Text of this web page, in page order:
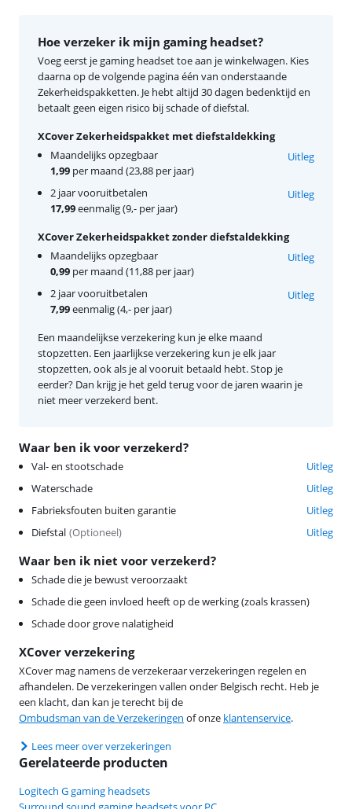
Waar ben ik voor verzekerd?
Val- en stootschade
Uitleg
Waterschade
Uitleg
Fabrieksfouten buiten garantie
Uitleg
Diefstal (Optioneel) Uitleg
Waar ben ik niet voor verzekerd?
Schade die je bewust veroorzaakt
Schade die geen invloed heeft op de werking (zoals krassen)
Schade door grove nalatigheid
XCover verzekering
XCover mag namens de verzekeraar verzekeringen regelen en
afhandelen. De verzekeringen vallen onder Belgisch recht. Heb je
een klacht, dan kan je terecht bij de
Ombudsman van de Verzekeringen of onze klantenservice.
Lees meer over verzekeringen
Hoe verzeker ik mijn gaming headset?
Voeg eerst je gaming headset toe aan je winkelwagen. Kies
daarna op de volgende pagina één van onderstaande
Zekerheidspakketten. Je hebt altijd 30 dagen bedenktijd en
betaalt geen eigen risico bij schade of diefstal.
XCover Zekerheidspakket met diefstaldekking
Maandelijks opzegbaar
1,99 per maand (23,88 per jaar)
Uitleg
2 jaar vooruitbetalen
17,99eenmalig (9,- per jaar)
Uitleg
XCover Zekerheidspakket zonder diefstaldekking
Maandelijks opzegbaar
0,99 per maand (11,88 per jaar)
Uitleg
2 jaar vooruitbetalen
7,99eenmalig (4,- per jaar)
Uitleg
Een maandelijkse verzekering kun je elke maand
stopzetten. Een jaarlijkse verzekering kun je elk jaar
stopzetten, ook als je al vooruit betaald hebt. Stop je
eerder? Dan krijg je het geld terug voor de jaren waarin je
niet meer verzekerd bent.
Gerelateerde producten
Logitech G gaming headsets